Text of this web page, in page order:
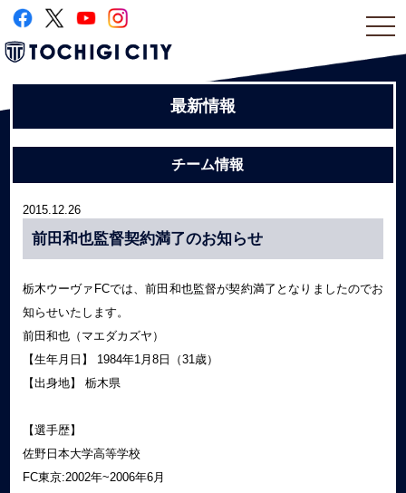
最新情報
チーム情報
2015.12.26
前田和也監督契約満了のお知らせ
栃木ウーヴァFCでは、前田和也監督が契約満了となりましたのでお
知らせいたします。
前田和也（マエダカズヤ）
【生年月日】 1984年1月8日（31歳）
【出身地】 栃木県
【選手歴】
佐野日本大学高等学校
FC東京:2002年~2006年6月